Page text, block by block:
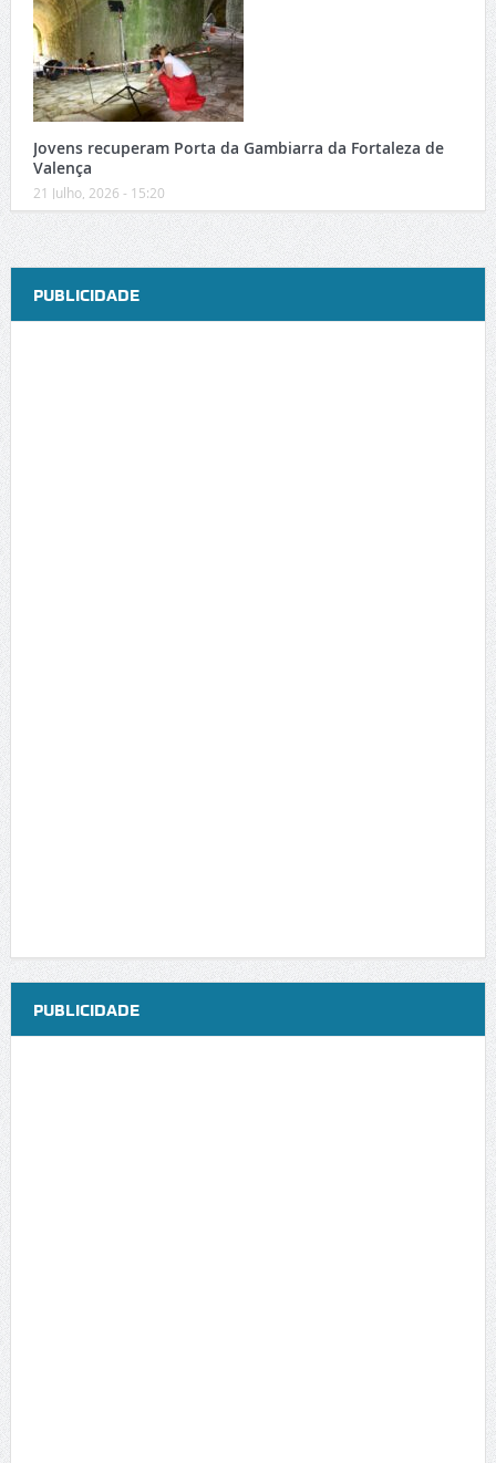
Jovens recuperam Porta da Gambiarra da Fortaleza de
Valença
21 Julho, 2026 - 15:20
PUBLICIDADE
PUBLICIDADE